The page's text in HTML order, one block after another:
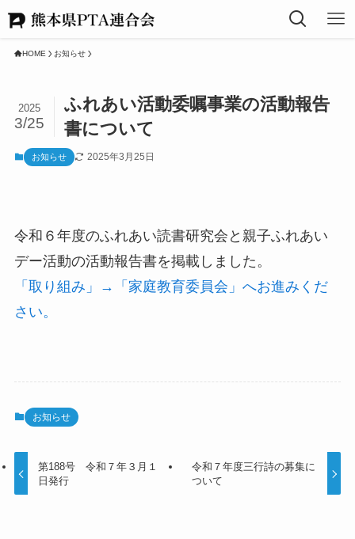
HOME お知らせ
ふれあい活動委嘱事業の活動報告
書について
2025
3/25
お知らせ 2025年3月25日
令和６年度のふれあい読書研究会と親子ふれあい
デー活動の活動報告書を掲載しました。
「取り組み」→「家庭教育委員会」へお進みくだ
さい。
お知らせ
第188号 令和７年３月１
日発行
令和７年度三行詩の募集に
ついて